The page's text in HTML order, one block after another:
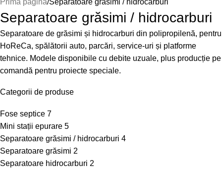
Prima pagină Separatoare grăsimi / hidrocarburi
Separatoare grăsimi / hidrocarburi
Separatoare de grăsimi și hidrocarburi din polipropilenă, pentru
HoReCa, spălătorii auto, parcări, service-uri și platforme
tehnice. Modele disponibile cu debite uzuale, plus producție pe
comandă pentru proiecte speciale.
Categorii de produse
Fose septice 7
Mini stații epurare 5
Separatoare grăsimi / hidrocarburi 4
Separatoare grăsimi 2
Separatoare hidrocarburi 2